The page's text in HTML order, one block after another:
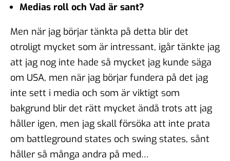
Medias roll och Vad är sant?
Men när jag börjar tänkta på detta blir det
otroligt mycket som är intressant, igår tänkte jag
att jag nog inte hade så mycket jag kunde säga
om USA, men när jag börjar fundera på det jag
inte sett i media och som är viktigt som
bakgrund blir det rätt mycket ändå trots att jag
håller igen, men jag skall försöka att inte prata
om battleground states och swing states, sånt
håller så många andra på med…